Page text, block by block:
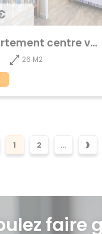
Achat Appartement centre ville
26 M2
1 2 ... ›
faire